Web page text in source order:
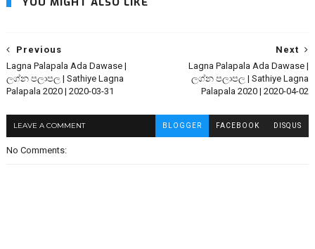
Next
Lagna Palapala Ada Dawase |
ලග්න පලාපල | Sathiye Lagna
Palapala 2020 | 2020-04-02
Previous
Lagna Palapala Ada Dawase |
ලග්න පලාපල | Sathiye Lagna
Palapala 2020 | 2020-03-31
LEAVE A COMMENT BLOGGER FACEBOOK DISQUS
No Comments: